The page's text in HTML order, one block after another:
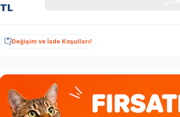
TL
Değişim ve İade Koşulları!